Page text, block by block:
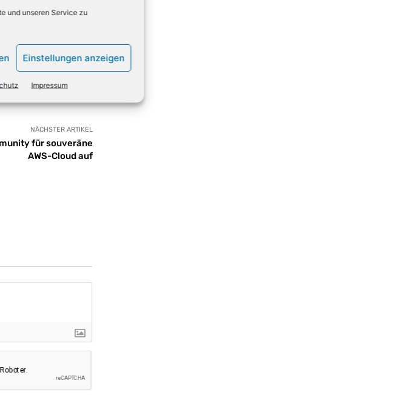
und unseren Service zu
Einstellungen anzeigen
Impressum
NÄCHSTER ARTIKEL
für souveräne
AWS-Cloud auf